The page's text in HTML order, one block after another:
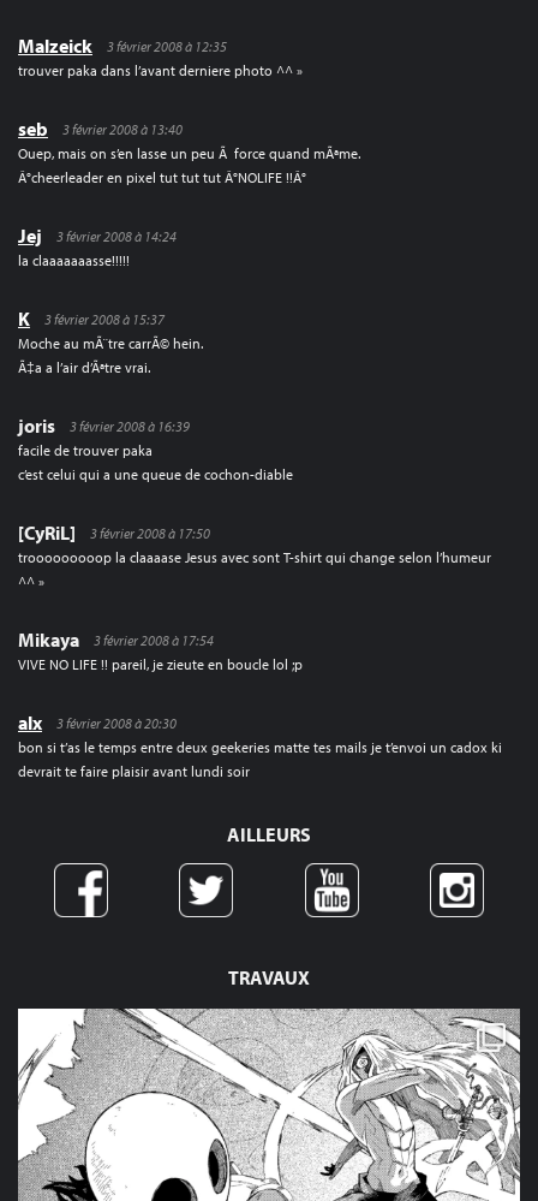
TRAVAUX
Malzeick
3 février 2008 à 12:35
trouver paka dans l’avant derniere photo ^^ »
seb
3 février 2008 à 13:40
Ouep, mais on s’en lasse un peu Ã force quand mÃªme.
Â°cheerleader en pixel tut tut tut Â°NOLIFE !!Â°
Jej
3 février 2008 à 14:24
la claaaaaaasse!!!!!
K
3 février 2008 à 15:37
Moche au mÃ¨tre carrÃ© hein.
Ã‡a a l’air d’Ãªtre vrai.
joris
3 février 2008 à 16:39
facile de trouver paka
c’est celui qui a une queue de cochon-diable
[CyRiL]
3 février 2008 à 17:50
trooooooooop la claaaase Jesus avec sont T-shirt qui change selon l’humeur
^^ »
Mikaya
3 février 2008 à 17:54
VIVE NO LIFE !! pareil, je zieute en boucle lol ;p
alx
3 février 2008 à 20:30
bon si t’as le temps entre deux geekeries matte tes mails je t’envoi un cadox ki
devrait te faire plaisir avant lundi soir
AILLEURS